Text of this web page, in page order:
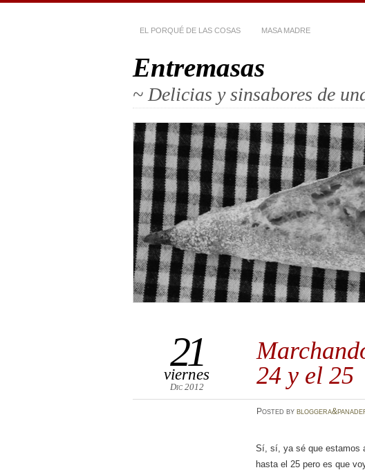
EL PORQUÉ DE LAS COSAS MASA MADRE
Entremasas
~ Delicias y sinsabores de
24 y el 25
21
viernes
Dic 2012
Posted by
Sí, sí, ya sé que estamos
hasta el 25 pero es que